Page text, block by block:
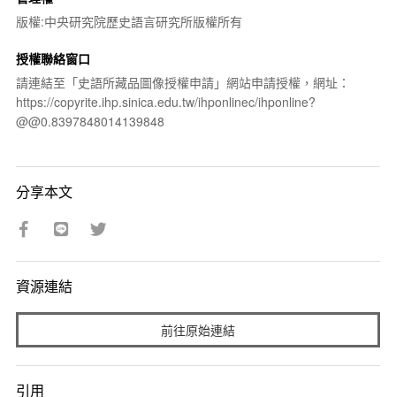
版權:中央研究院歷史語言研究所版權所有
授權聯絡窗口
請連結至「史語所藏品圖像授權申請」網站申請授權，網址：
https://copyrite.ihp.sinica.edu.tw/ihponlinec/ihponline?
@@0.8397848014139848
分享本文
資源連結
前往原始連結
引用